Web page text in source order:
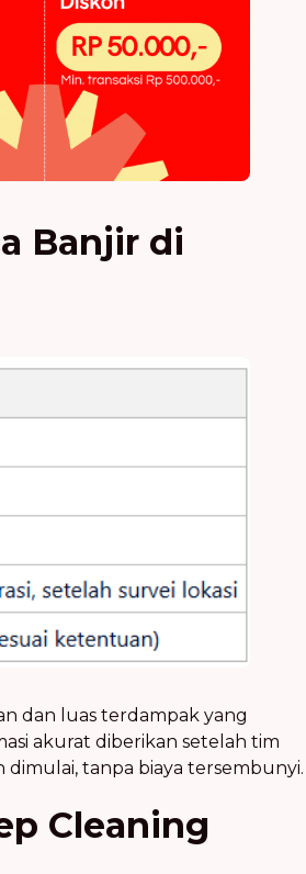
Banjir di
dan luas terdampak yang
akurat diberikan setelah tim
tanpa biaya tersembunyi.
Cleaning